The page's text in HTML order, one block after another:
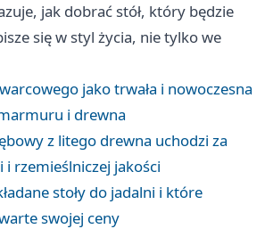
jak dobrać stół, który będzie
się w styl życia, nie tylko we
jako trwała i nowoczesna
i drewna
z litego drewna uchodzi za
i rzemieślniczej jakości
stoły do jadalni i które
swojej ceny